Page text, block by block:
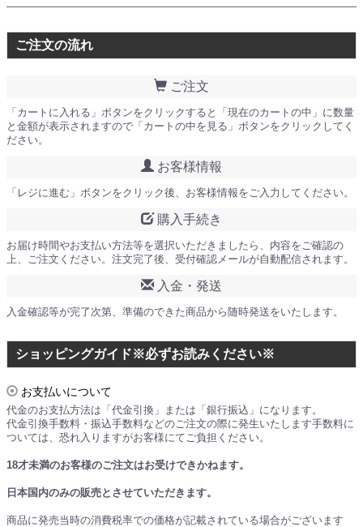
ご注文の流れ
ご注文
「カートに入れる」ボタンをクリックすると「現在のカートの中」に数量
と金額が表示されますので「カートの中を見る」ボタンをクリックしてく
ださい。
お客様情報
「レジに進む」ボタンをクリック後、お客様情報をご入力してください。
購入手続き
お届け時間やお支払い方法等を選択いただきましたら、内容をご確認の
上、ご注文ください。注文完了後、受付確認メールが自動配信されます。
入金・発送
入金確認等が完了次第、準備のできた商品から随時発送をいたします。
ショッピングガイド※必ずお読みください※
お支払いについて
代金のお支払方法は「代金引換」または「銀行振込」になります。
代金引換手数料・振込手数料などのご注文の際に発生いたします手数料に
ついては、恐れ入りますがお客様にてご負担ください。
18才未満のお客様のご注文はお受けできかねます。
日本国内のみの販売とさせていただきます。
商品に発売当時の消費税率での価格が記載されている場合がございます